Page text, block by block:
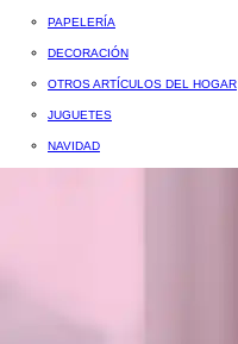
PAPELERÍA
DECORACIÓN
OTROS ARTÍCULOS DEL HOGAR
JUGUETES
NAVIDAD